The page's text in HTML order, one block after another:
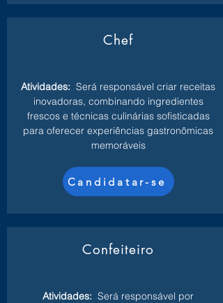
Chef
Atividades: Será responsável criar receitas
inovadoras, combinando ingredientes
frescos e técnicas culinárias sofisticadas
para oferecer experiências gastronômicas
memoráveis
Candidatar-se
Confeiteiro
Atividades: Será responsável por